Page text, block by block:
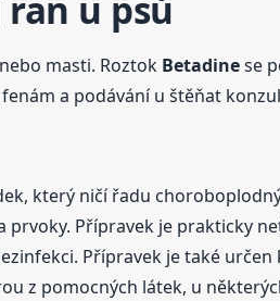
u psů
masti. Roztok Betadinese
a podávání u štěňat
který ničí řadu
prvoky. Přípravek je prakticky
Přípravek je také
z pomocných látek, u